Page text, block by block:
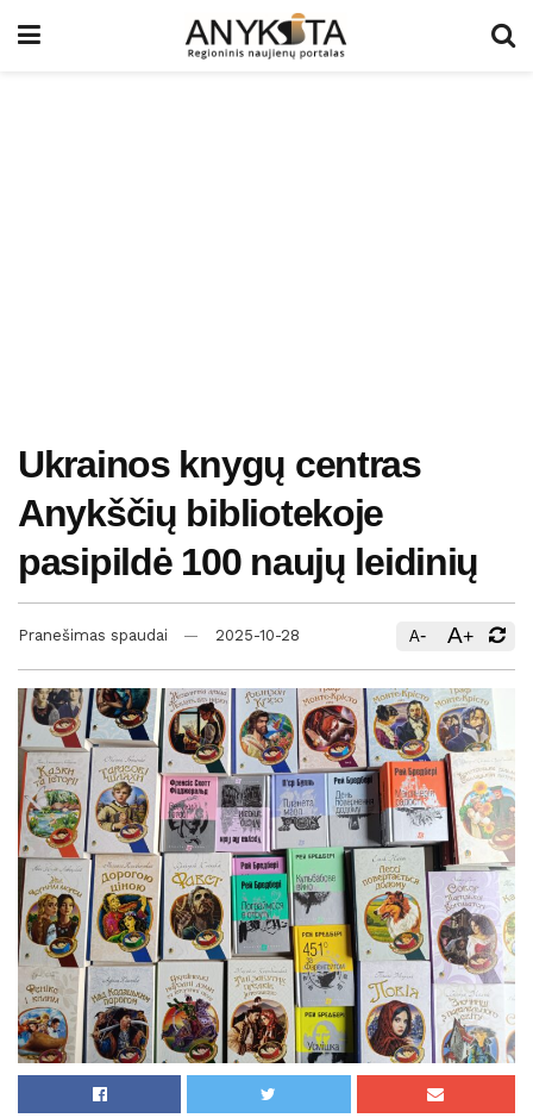
Ukrainos knygų centras
Anykščių bibliotekoje
pasipildė 100 naujų leidinių
Pranešimas spaudai 2025-10-28 A- A+